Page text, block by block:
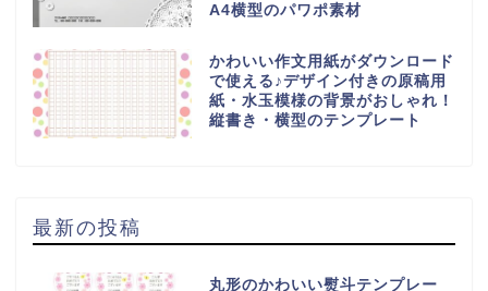
A4横型のパワポ素材
かわいい作文用紙がダウンロード
で使える♪デザイン付きの原稿用
紙・水玉模様の背景がおしゃれ！
縦書き・横型のテンプレート
最新の投稿
丸形のかわいい熨斗テンプレー